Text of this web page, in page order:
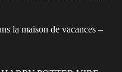
la maison de vacances –